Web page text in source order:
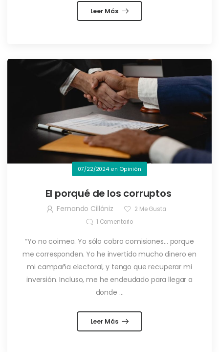
Leer Más
07/22/2024 en Opinión
El porqué de los corruptos
Fernando Cillóniz 2 Me Gusta
1 Comentario
“Yo no coimeo. Yo sólo cobro comisiones… porque
me corresponden. Yo he invertido mucho dinero en
mi campaña electoral, y tengo que recuperar mi
inversión. Incluso, me he endeudado para llegar a
donde ...
Leer Más